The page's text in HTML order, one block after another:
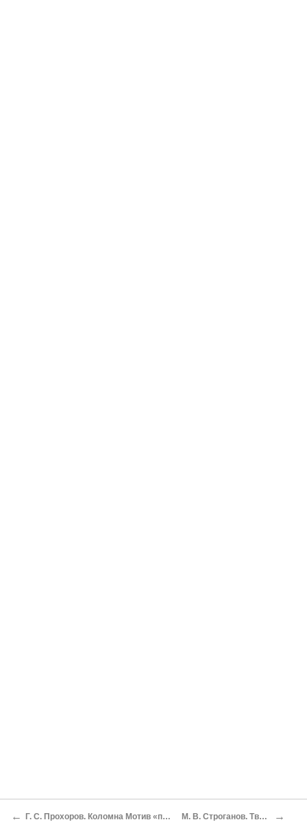
← Г. С. Прохоров. Коломна Мотив «пьянства автора» как преодоление семантической ограниченности текста М. В. Строганов. Тверь Об употреблении вина: Пушкин и другие →